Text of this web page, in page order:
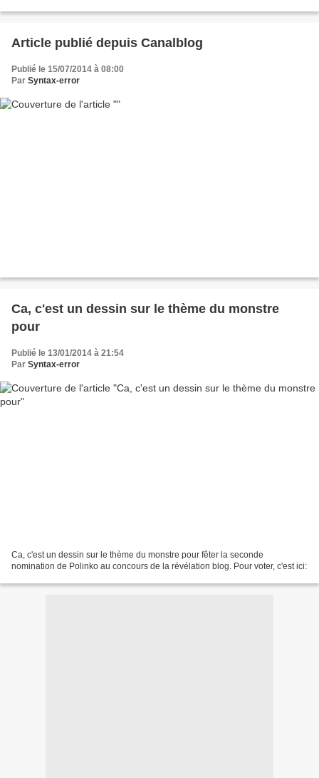
Article publié depuis Canalblog
Publié le 15/07/2014 à 08:00
Par Syntax-error
Ca, c'est un dessin sur le thème du monstre
pour
Publié le 13/01/2014 à 21:54
Par Syntax-error
Ca, c'est un dessin sur le thème du monstre pour fêter la seconde
nomination de Polinko au concours de la révélation blog. Pour voter, c'est ici: